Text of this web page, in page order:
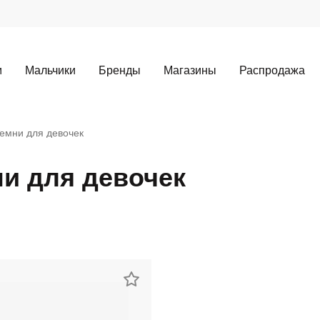
Мальчики Бренды Магазины Распродажа
для девочек
для девочек
Для клиентов всех банков